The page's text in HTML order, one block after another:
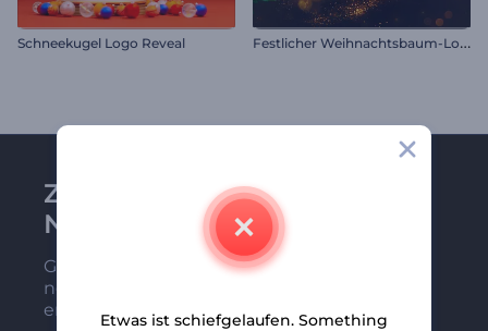
Schneekugel Logo Reveal F
estlicher Weihnachtsbaum-Logo
Zu Renderforest-
Newsletter anmelden
Gehören Sie zu den Ersten, die unsere
neuesten Nachrichten und Angebote
erhalten
Etwas ist schiefgelaufen. Something